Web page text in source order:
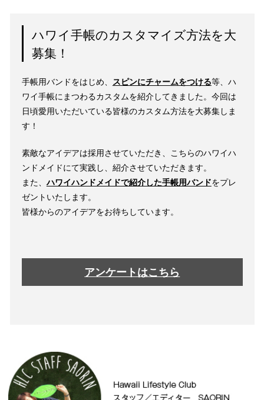
ハワイ手帳のカスタマイズ方法を大
募集！
手帳用バンドをはじめ、 スピンにチャームをつける等、ハ
ワイ手帳にまつわるカスタムを紹介してきました。今回は
日頃愛用いただいている皆様のカスタム方法を大募集しま
す！
素敵なアイデアは採用させていただき、こちらのハワイハ
ンドメイドにて実践し、紹介させていただきます。
また、ハワイハンドメイドで紹介した手帳用バンドをプレ
ゼントいたします。
皆様からのアイデアをお待ちしています。
アンケートはこちら